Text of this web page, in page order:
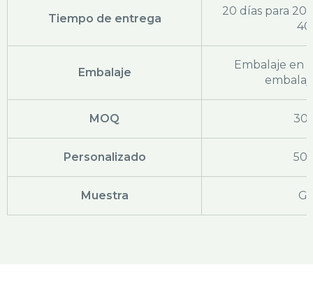
Tiempo de entrega
20 días para
Embalaje
Embalaje en
MOQ
Personalizado
Muestra